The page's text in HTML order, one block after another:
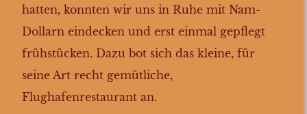
Windhoek
Windhoek
Rückflug
hatten, konnten wir uns in Ruhe mit Nam-
Dollarn eindecken und erst einmal gepflegt
frühstücken. Dazu bot sich das kleine, für
seine Art recht gemütliche,
Flughafenrestaurant an.